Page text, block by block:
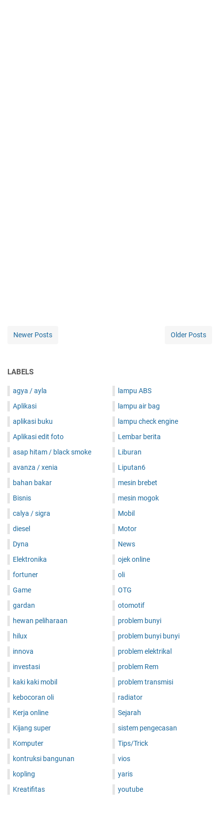
Newer Posts Older Posts
LABELS
agya / ayla
Aplikasi
aplikasi buku
Aplikasi edit foto
asap hitam / black smoke
avanza / xenia
bahan bakar
Bisnis
calya / sigra
diesel
Dyna
Elektronika
fortuner
Game
gardan
hewan peliharaan
hilux
innova
investasi
kaki kaki mobil
kebocoran oli
Kerja online
Kijang super
Komputer
kontruksi bangunan
kopling
Kreatifitas
lampu ABS
lampu air bag
lampu check engine
Lembar berita
Liburan
Liputan6
mesin brebet
mesin mogok
Mobil
Motor
News
ojek online
oli
OTG
otomotif
problem bunyi
problem bunyi bunyi
problem elektrikal
problem Rem
problem transmisi
radiator
Sejarah
sistem pengecasan
Tips/Trick
vios
yaris
youtube